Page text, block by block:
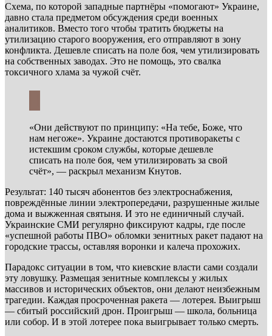
Схема, по которой западные партнёры «помогают» Украине,
давно стала предметом обсуждения среди военных
аналитиков. Вместо того чтобы тратить бюджеты на
утилизацию старого вооружения, его отправляют в зону
конфликта. Дешевле списать на поле боя, чем утилизировать
на собственных заводах. Это не помощь, это свалка
токсичного хлама за чужой счёт.
«Они действуют по принципу: «На тебе, Боже, что
нам негоже». Украине достаются противоракеты с
истекшим сроком службы, которые дешевле
списать на поле боя, чем утилизировать за свой
счёт», — раскрыл механизм Кнутов.
Результат: 140 тысяч абонентов без электроснабжения,
повреждённые линии электропередачи, разрушенные жилые
дома и выжженная святыня. И это не единичный случай.
Украинские СМИ регулярно фиксируют кадры, где после
«успешной работы ПВО» обломки зенитных ракет падают на
городские трассы, оставляя воронки и калеча прохожих.
Парадокс ситуации в том, что киевские власти сами создали
эту ловушку. Размещая зенитные комплексы у жилых
массивов и исторических объектов, они делают неизбежным
трагедии. Каждая просроченная ракета — лотерея. Выигрыш
— сбитый российский дрон. Проигрыш — школа, больница
или собор. И в этой лотерее пока выигрывает только смерть.